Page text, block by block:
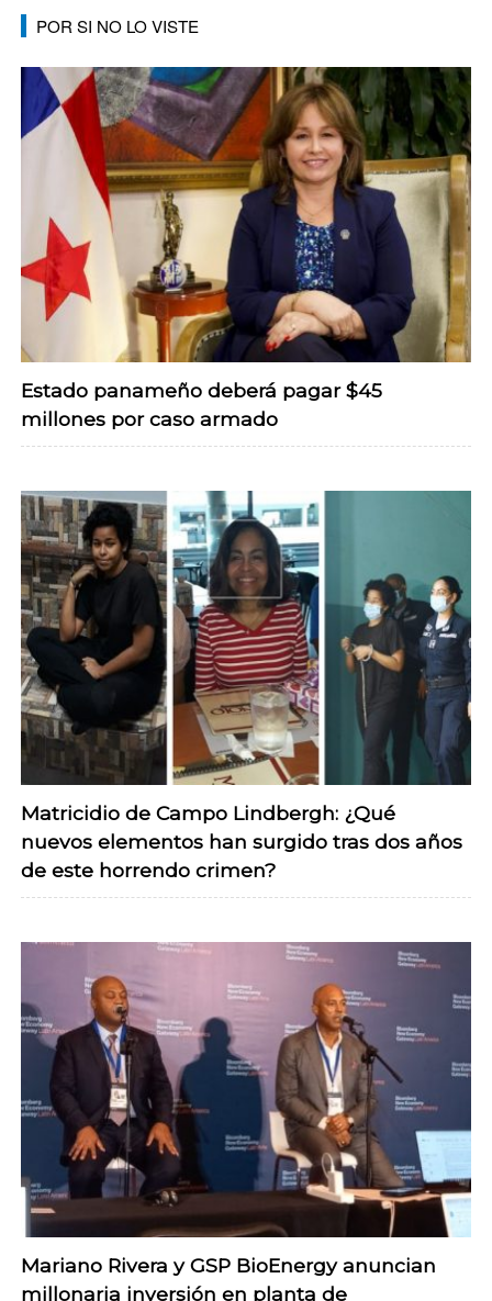
POR SI NO LO VISTE
Estado panameño deberá pagar $45
millones por caso armado
Matricidio de Campo Lindbergh: ¿Qué
nuevos elementos han surgido tras dos años
de este horrendo crimen?
Mariano Rivera y GSP BioEnergy anuncian
millonaria inversión en planta de